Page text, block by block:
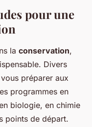
pour une
la conservation,
Divers
préparer aux
programmes en
biologie, en chimie
points de départ.